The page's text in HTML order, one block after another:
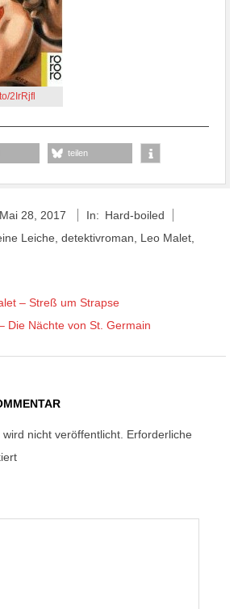
2IrRjfl
teilen
Mai 28, 2017 In: Hard-boiled
Leiche detektivroman Leo Malet
– Streß um Strapse
Die Nächte von St. Germain
nicht veröffentlicht. Erforderliche